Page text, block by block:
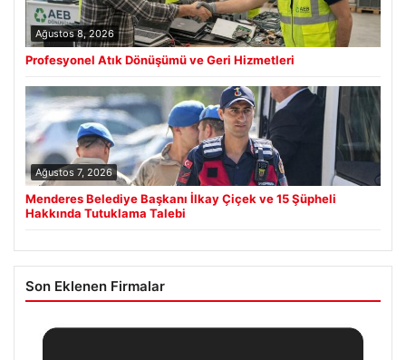
Ağustos 8, 2026
Profesyonel Atık Dönüşümü ve Geri Hizmetleri
Ağustos 7, 2026
Menderes Belediye Başkanı İlkay Çiçek ve 15 Şüpheli
Hakkında Tutuklama Talebi
Son Eklenen Firmalar